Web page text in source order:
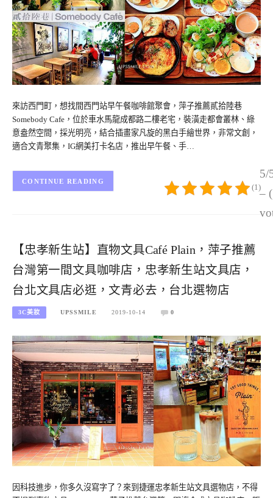
來訪西門町，想找間西門站早午餐咖啡館聚會，萍子推薦貳拾陸巷
Somebody Cafe，位於車水馬龍成都路二樓老宅，裝潢走都會叢林、綠
意盎然空間，採光明亮，結合插畫家凡旋的黑白手繪世界，非常文創，
適合文青聚集，IG網美打卡名店，推出早午餐、手…
5/
–
(1)
CONTINUE READING
【忠孝新生站】直物文具Café Plain，萍子推薦
台灣第一間文具咖啡店，忠孝新生站文具店，
台北文具店必逛，文青必去，台北選物店
3C美妝 UPSSMILE 2019-10-14 0
因科技進步，你多久沒寫字了？來到捷運忠孝新生站文具選物店，不得